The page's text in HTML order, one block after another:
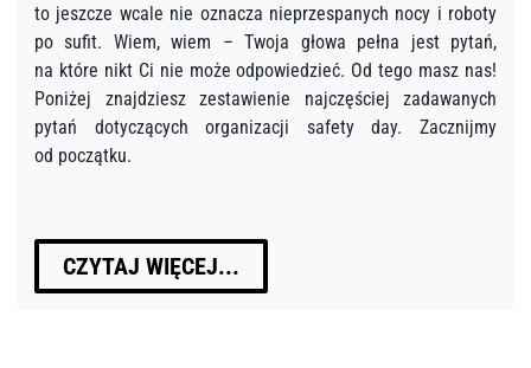
to jeszcze wcale nie oznacza nieprzespanych nocy i roboty
po sufit. Wiem, wiem – Twoja głowa pełna jest pytań,
na które nikt Ci nie może odpowiedzieć. Od tego masz nas!
Poniżej znajdziesz zestawienie najczęściej zadawanych
pytań dotyczących organizacji safety day. Zacznijmy
od początku.
CZYTAJ WIĘCEJ...